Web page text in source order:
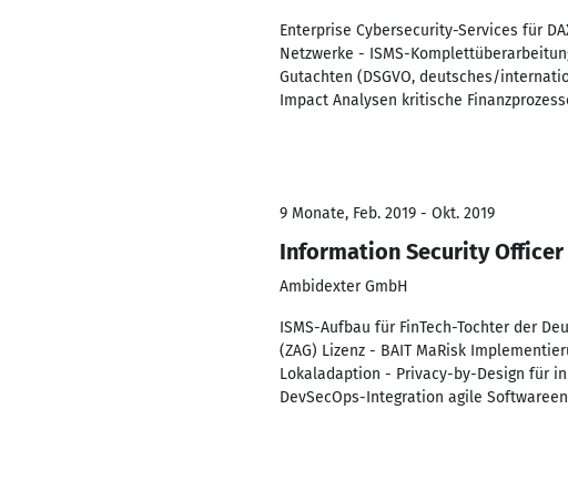
Enterprise Cybersecurity-Services für
Netzwerke - ISMS-
Gutachten (DSGVO, deutsches/
Impact Analysen kritische
9 Monate, Feb. 2019 - Okt. 2019
Information Security Officer
Ambidexter GmbH
ISMS-Aufbau für FinTech-Tochter der
(ZAG) Lizenz - BAIT MaRisk
Lokaladaption - Privacy-by-Design für
DevSecOps-Integration agile